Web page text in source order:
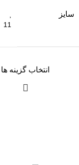
سایز
11
انتخاب گزینه ها